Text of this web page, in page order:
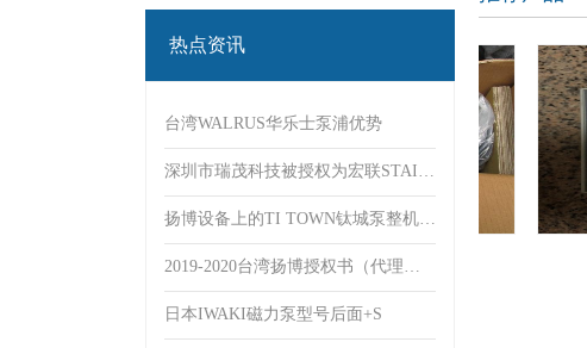
热点资讯
台湾WALRUS华乐士泵浦优势
深圳市瑞茂科技被授权为宏联STAIRS品牌代理商
扬博设备上的TI TOWN钛城泵整机销售附选型目录
2019-2020台湾扬博授权书（代理证）
日本IWAKI磁力泵型号后面+S
VSI20-3离心泵